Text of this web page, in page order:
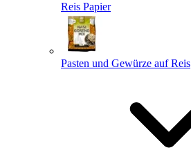
Reis Papier
Pasten und Gewürze auf Reis